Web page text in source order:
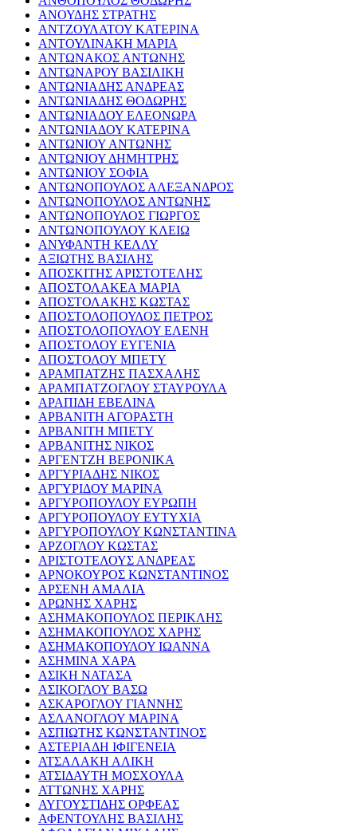
ΑΝΟΥΔΗΣ ΣΤΡΑΤΗΣ
ΑΝΤΖΟΥΛΑΤΟΥ ΚΑΤΕΡΙΝΑ
ΑΝΤΟΥΛΙΝΑΚΗ ΜΑΡΙΑ
ΑΝΤΩΝΑΚΟΣ ΑΝΤΩΝΗΣ
ΑΝΤΩΝΑΡΟΥ ΒΑΣΙΛΙΚΗ
ΑΝΤΩΝΙΑΔΗΣ ΑΝΔΡΕΑΣ
ΑΝΤΩΝΙΑΔΗΣ ΘΟΔΩΡΗΣ
ΑΝΤΩΝΙΑΔΟΥ ΕΛΕΟΝΩΡΑ
ΑΝΤΩΝΙΑΔΟΥ ΚΑΤΕΡΙΝΑ
ΑΝΤΩΝΙΟΥ ΑΝΤΩΝΗΣ
ΑΝΤΩΝΙΟΥ ΔΗΜΗΤΡΗΣ
ΑΝΤΩΝΙΟΥ ΣΟΦΙΑ
ΑΝΤΩΝΟΠΟΥΛΟΣ ΑΛΕΞΑΝΔΡΟΣ
ΑΝΤΩΝΟΠΟΥΛΟΣ ΑΝΤΩΝΗΣ
ΑΝΤΩΝΟΠΟΥΛΟΣ ΓΙΩΡΓΟΣ
ΑΝΤΩΝΟΠΟΥΛΟΥ ΚΛΕΙΩ
ΑΝΥΦΑΝΤΗ ΚΕΛΛΥ
ΑΞΙΩΤΗΣ ΒΑΣΙΛΗΣ
ΑΠΟΣΚΙΤΗΣ ΑΡΙΣΤΟΤΕΛΗΣ
ΑΠΟΣΤΟΛΑΚΕΑ ΜΑΡΙΑ
ΑΠΟΣΤΟΛΑΚΗΣ ΚΩΣΤΑΣ
ΑΠΟΣΤΟΛΟΠΟΥΛΟΣ ΠΕΤΡΟΣ
ΑΠΟΣΤΟΛΟΠΟΥΛΟΥ ΕΛΕΝΗ
ΑΠΟΣΤΟΛΟΥ ΕΥΓΕΝΙΑ
ΑΠΟΣΤΟΛΟΥ ΜΠΕΤΥ
ΑΡΑΜΠΑΤΖΗΣ ΠΑΣΧΑΛΗΣ
ΑΡΑΜΠΑΤΖΟΓΛΟΥ ΣΤΑΥΡΟΥΛΑ
ΑΡΑΠΙΔΗ ΕΒΕΛΙΝΑ
ΑΡΒΑΝΙΤΗ ΑΓΟΡΑΣΤΗ
ΑΡΒΑΝΙΤΗ ΜΠΕΤΥ
ΑΡΒΑΝΙΤΗΣ ΝΙΚΟΣ
ΑΡΓΕΝΤΖΗ ΒΕΡΟΝΙΚΑ
ΑΡΓΥΡΙΑΔΗΣ ΝΙΚΟΣ
ΑΡΓΥΡΙΔΟΥ ΜΑΡΙΝΑ
ΑΡΓΥΡΟΠΟΥΛΟΥ ΕΥΡΩΠΗ
ΑΡΓΥΡΟΠΟΥΛΟΥ ΕΥΤΥΧΙΑ
ΑΡΓΥΡΟΠΟΥΛΟΥ ΚΩΝΣΤΑΝΤΙΝΑ
ΑΡΖΟΓΛΟΥ ΚΩΣΤΑΣ
ΑΡΙΣΤΟΤΕΛΟΥΣ ΑΝΔΡΕΑΣ
ΑΡΝΟΚΟΥΡΟΣ ΚΩΝΣΤΑΝΤΙΝΟΣ
ΑΡΣΕΝΗ ΑΜΑΛΙΑ
ΑΡΩΝΗΣ ΧΑΡΗΣ
ΑΣΗΜΑΚΟΠΟΥΛΟΣ ΠΕΡΙΚΛΗΣ
ΑΣΗΜΑΚΟΠΟΥΛΟΣ ΧΑΡΗΣ
ΑΣΗΜΑΚΟΠΟΥΛΟΥ ΙΩΑΝΝΑ
ΑΣΗΜΙΝΑ ΧΑΡΑ
ΑΣΙΚΗ ΝΑΤΑΣΑ
ΑΣΙΚΟΓΛΟΥ ΒΑΣΩ
ΑΣΚΑΡΟΓΛΟΥ ΓΙΑΝΝΗΣ
ΑΣΛΑΝΟΓΛΟΥ ΜΑΡΙΝΑ
ΑΣΠΙΩΤΗΣ ΚΩΝΣΤΑΝΤΙΝΟΣ
ΑΣΤΕΡΙΑΔΗ ΙΦΙΓΕΝΕΙΑ
ΑΤΣΑΛΑΚΗ ΑΛΙΚΗ
ΑΤΣΙΔΑΥΤΗ ΜΟΣΧΟΥΛΑ
ΑΤΤΩΝΗΣ ΧΑΡΗΣ
ΑΥΓΟΥΣΤΙΔΗΣ ΟΡΦΕΑΣ
ΑΦΕΝΤΟΥΛΗΣ ΒΑΣΙΛΗΣ